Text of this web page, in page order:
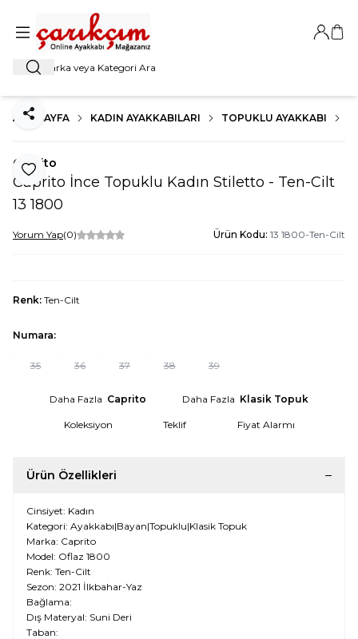
Ara
Giriş
ANA SAYFA KADIN AYAKKABILARI TOPUKLU AYAKKABI
Favoriye Ekle
Paylaş
Caprito
Caprito İnce Topuklu Kadın Stiletto - Ten-Cilt
13 1800
Yorum Yap(0) Ürün Kodu: 13 1800-Ten-Cilt
Renk: Ten-Cilt
Numara:
35 36 37 38 39
Daha Fazla Caprito Daha Fazla Klasik Topuk
Koleksiyon Teklif Fiyat Alarmı
Ürün Özellikleri
Cinsiyet: Kadın
Kategori: Ayakkabı|Bayan|Topuklu|Klasik Topuk
Marka: Caprito
Model: Oflaz 1800
Renk: Ten-Cilt
Sezon: 2021 İlkbahar-Yaz
Bağlama:
Dış Materyal: Suni Deri
Taban: